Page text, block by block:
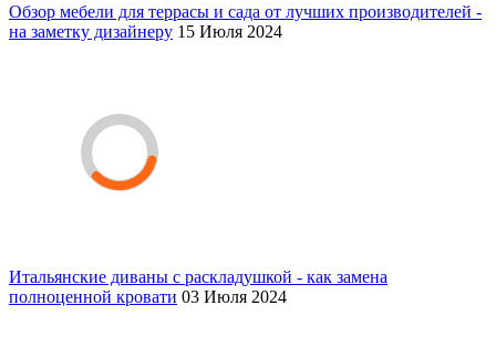
Обзор мебели для террасы и сада от лучших производителей -
на заметку дизайнеру 15 Июля 2024
Итальянские диваны с раскладушкой - как замена
полноценной кровати 03 Июля 2024